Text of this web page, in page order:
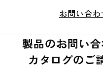
お問い合
製品のお問い
カタログのご